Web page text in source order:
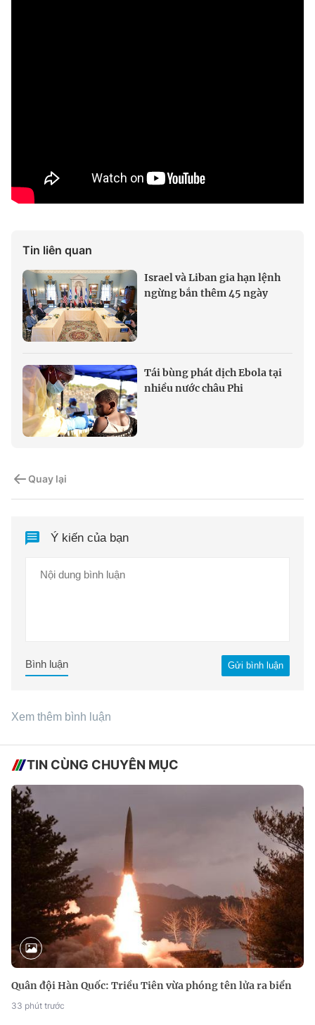
Tin liên quan
Israel và Liban gia hạn lệnh
ngừng bắn thêm 45 ngày
Tái bùng phát dịch Ebola tại
nhiều nước châu Phi
Quay lại
Ý kiến của bạn
Gửi bình luận
Bình luận
Xem thêm bình luận
TIN CÙNG CHUYÊN MỤC
Quân đội Hàn Quốc: Triều Tiên vừa phóng tên lửa ra biển
33 phút trước